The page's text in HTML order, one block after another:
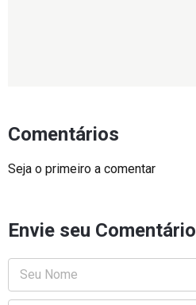
Comentários
Seja o primeiro a comentar
Envie seu Comentário